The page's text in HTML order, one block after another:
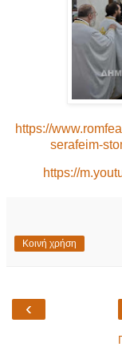
https://
serafeim-
https://
Κοινή χρήση
‹